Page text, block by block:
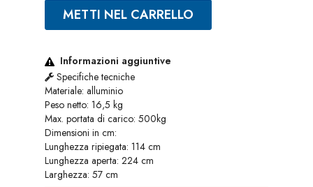
METTI NEL CARRELLO
Informazioni aggiuntive
Specifiche tecniche
Materiale: alluminio
Peso netto: 16,5 kg
Max. portata di carico: 500kg
Dimensioni in cm:
Lunghezza ripiegata: 114 cm
Lunghezza aperta: 224 cm
Larghezza: 57 cm